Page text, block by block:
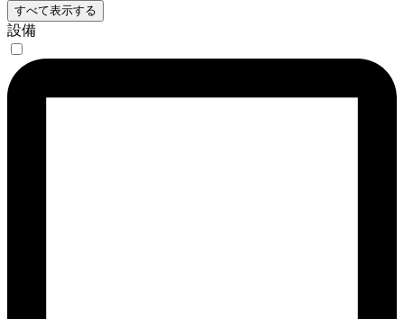
すべて表示する
設備